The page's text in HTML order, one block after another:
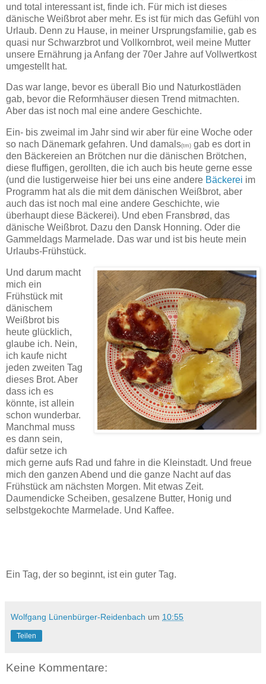
und total interessant ist, finde ich. Für mich ist dieses
dänische Weißbrot aber mehr. Es ist für mich das Gefühl von
Urlaub. Denn zu Hause, in meiner Ursprungsfamilie, gab es
quasi nur Schwarzbrot und Vollkornbrot, weil meine Mutter
unsere Ernährung ja Anfang der 70er Jahre auf Vollwertkost
umgestellt hat.
Das war lange, bevor es überall Bio und Naturkostläden
gab, bevor die Reformhäuser diesen Trend mitmachten.
Aber das ist noch mal eine andere Geschichte.
Ein- bis zweimal im Jahr sind wir aber für eine Woche oder
so nach Dänemark gefahren. Und damals(tm) gab es dort in
den Bäckereien an Brötchen nur die dänischen Brötchen,
diese fluffigen, gerollten, die ich auch bis heute gerne esse
(und die lustigerweise hier bei uns eine andere Bäckerei im
Programm hat als die mit dem dänischen Weißbrot, aber
auch das ist noch mal eine andere Geschichte, wie
überhaupt diese Bäckerei). Und eben Fransbrød, das
dänische Weißbrot. Dazu den Dansk Honning. Oder die
Gammeldags Marmelade. Das war und ist bis heute mein
Urlaubs-Frühstück.
Und darum macht
mich ein
Frühstück mit
dänischem
Weißbrot bis
heute glücklich,
glaube ich. Nein,
ich kaufe nicht
jeden zweiten Tag
dieses Brot. Aber
dass ich es
könnte, ist allein
schon wunderbar.
Manchmal muss
es dann sein,
dafür setze ich
mich gerne aufs Rad und fahre in die Kleinstadt. Und freue
mich den ganzen Abend und die ganze Nacht auf das
Frühstück am nächsten Morgen. Mit etwas Zeit.
Daumendicke Scheiben, gesalzene Butter, Honig und
selbstgekochte Marmelade. Und Kaffee.
Ein Tag, der so beginnt, ist ein guter Tag.
Wolfgang Lünenbürger-Reidenbach um 10:55
Teilen
Keine Kommentare: